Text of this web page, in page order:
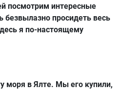
посмотрим интересные
безвылазно просидеть весь
я по-настоящему
моря в Ялте. Мы его купили,